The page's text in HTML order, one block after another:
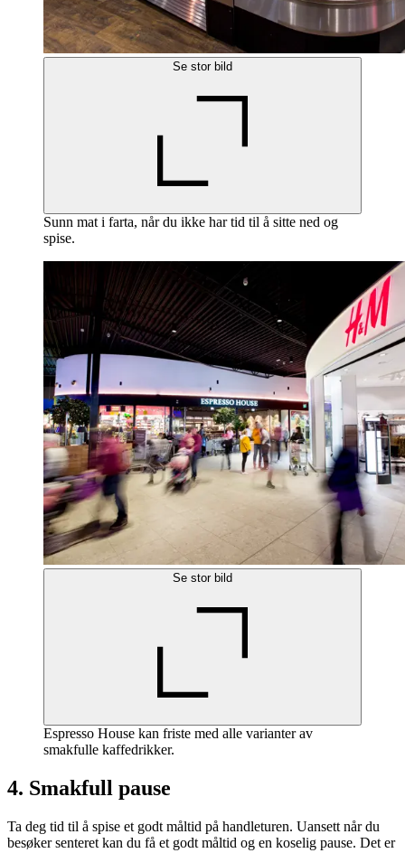
Se stor bild
Sunn mat i farta, når du ikke har tid til å sitte ned og
spise.
Se stor bild
Espresso House kan friste med alle varianter av
smakfulle kaffedrikker.
4. Smakfull pause
Ta deg tid til å spise et godt måltid på handleturen. Uansett når du
besøker senteret kan du få et godt måltid og en koselig pause. Det er